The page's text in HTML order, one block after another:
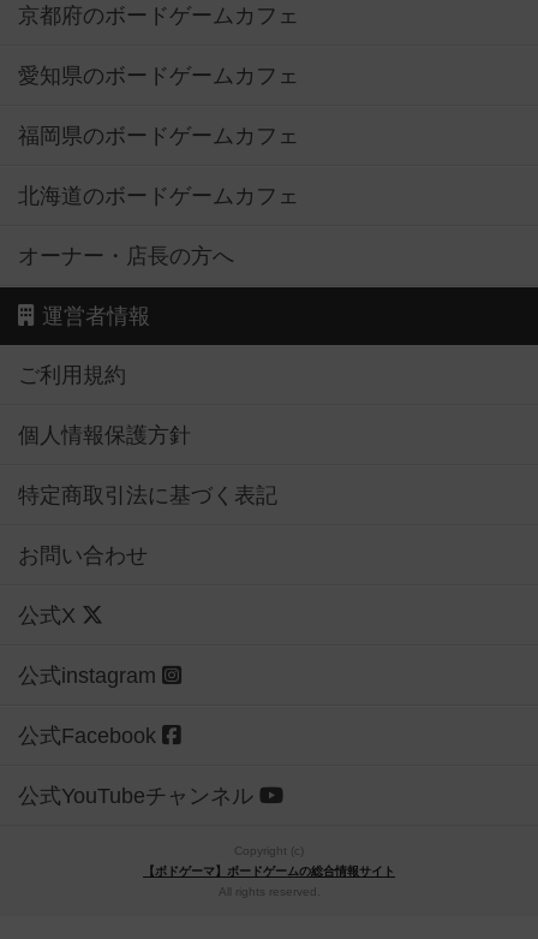
京都府のボードゲームカフェ
愛知県のボードゲームカフェ
福岡県のボードゲームカフェ
北海道のボードゲームカフェ
オーナー・店長の方へ
運営者情報
ご利用規約
個人情報保護方針
特定商取引法に基づく表記
お問い合わせ
公式X
公式instagram
公式Facebook
公式YouTubeチャンネル
Copyright (c)
【ボドゲーマ】ボードゲームの総合情報サイト
All rights reserved.